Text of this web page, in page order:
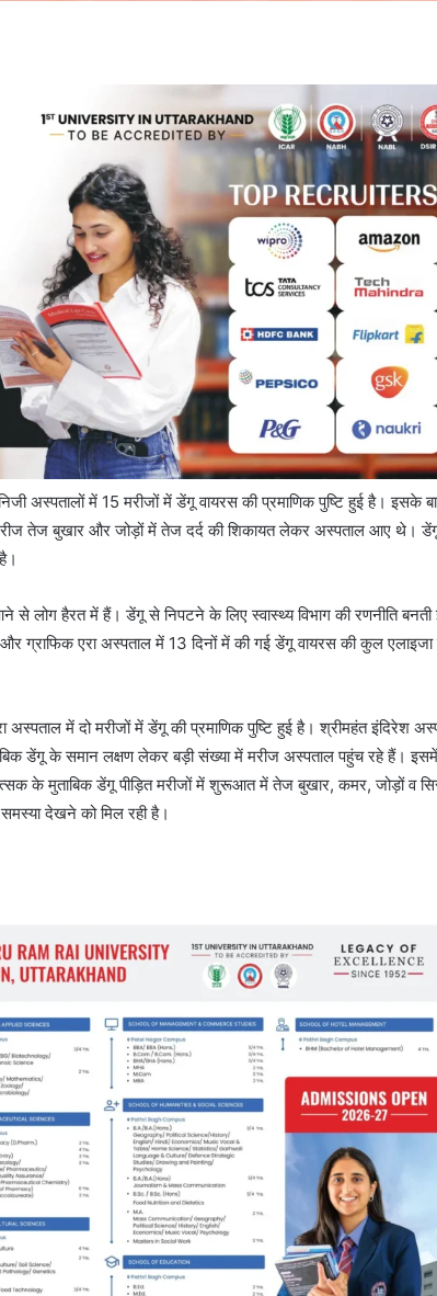
में 15 मरीजों में डेंगू वायरस की प्रमाणिक पुष्टि हुई है। इसके
तेज बुखार और जोड़ों में तेज दर्द की शिकायत लेकर अस्पताल आए थे।
लोग हैरत में हैं। डेंगू से निपटने के लिए स्वास्थ्य विभाग की रणनीति
ग्राफिक एरा अस्पताल में 13 दिनों में की गई डेंगू वायरस की कुल एलाइजा
में दो मरीजों में डेंगू की प्रमाणिक पुष्टि हुई है। श्रीमहंत इंदिरेश
डेंगू के समान लक्षण लेकर बड़ी संख्या में मरीज अस्पताल पहुंच रहे हैं। इसमें
के मुताबिक डेंगू पीड़ित मरीजों में शुरूआत में तेज बुखार, कमर, जोड़ों व
देखने को मिल रही है।